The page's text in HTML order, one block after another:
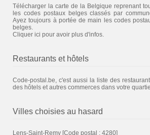
Télécharger la carte de la Belgique reprenant
les codes postaux belges classés par
Ayez toujours à portée de main les codes
belges.
Cliquer ici pour avoir plus d'infos.
Restaurants et hôtels
Code-postal.be, c'est aussi la liste des
des hôtels et autres commerces dans votre
Villes choisies au hasard
Lens-Saint-Remy [Code postal : 4280]